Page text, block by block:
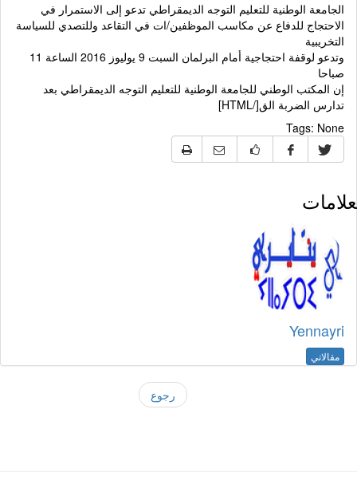
الجامعة الوطنية للتعليم التوجه الديمقراطي تدعو إلى الاستمرار في
الاحتجاج للدفاع عن مكاسب الموظفين/ات في التقاعد وللتصدي للسياسة
التخريبية
وتدعو لوقفة احتجاجية أمام البرلمان السبت 9 يوليوز 2016 الساعة 11
صباحا
إن المكتب الوطني للجامعة الوطنية للتعليم التوجه الديمقراطي بعد
تدارس الضربة الق[/HTML]
Tags:None
Yennayri
مقالاتي
رجوع